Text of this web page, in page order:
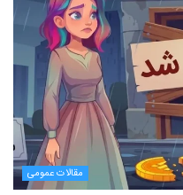
مقالات عمومی